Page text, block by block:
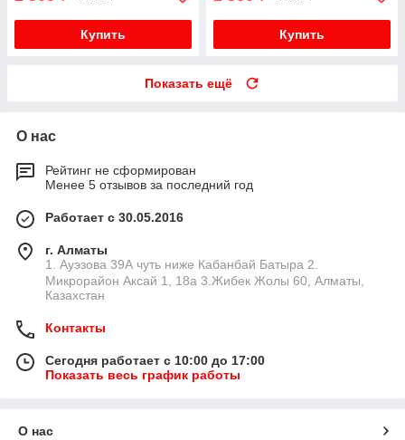
Купить Купить
Показать ещё
О нас
Рейтинг не сформирован
Менее 5 отзывов за последний год
Работает с 30.05.2016
г. Алматы
1. Ауэзова 39А чуть ниже Кабанбай Батыра ㅤㅤㅤㅤㅤㅤㅤㅤㅤㅤㅤㅤㅤㅤ2. ​
Микрорайон Аксай 1, 18а 3.Жибек Жолы 60, Алматы,
Казахстан
Контакты
Сегодня работает с 10:00 до 17:00
Показать весь график работы
О нас